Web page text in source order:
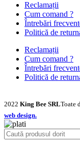
Reclamații
Cum comand ?
Întrebări
Politică de
Reclamații
Cum comand ?
Întrebări
Politică de
2022 King Bee SRLToate
web design.